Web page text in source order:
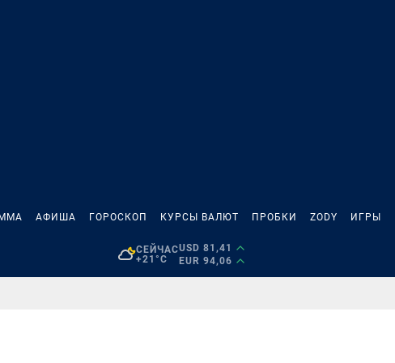
АФИША ГОРОСКОП КУРСЫ ВАЛЮТ ПРОБКИ ZODY ИГРЫ
СЕЙЧАС
+21°C
USD 81,41
EUR 94,06